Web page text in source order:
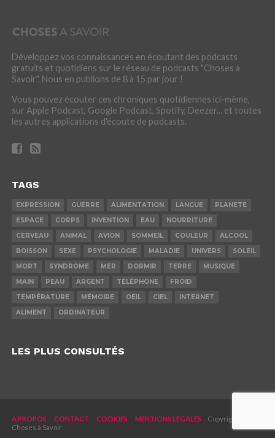
Développez vos connaissances en écoutant des podcasts
gratuits et quotidiens sur le réseau de podcasts "Choses à
Savoir". Nous en publions de 8 à 15 par jour !
Vous pouvez écouter ces chroniques quotidiennes ici-même,
sur Apple Podcast, Google Podcast, Spotify, Deezer... et toutes
les autres applications d'écoute de podcasts.
TAGS
EXPRESSION GUERRE ALIMENTATION LANGUE
PLANETE
ESPACE
CORPS INVENTION EAU
NOURRITURE
CERVEAU
ANIMAL AVION SOMMEIL COULEUR
ALCOOL
BOISSON
SEXE PSYCHOLOGIE MALADIE UNIVERS
SOLEIL
MORT
SYNDROME MER DORMIR TERRE
MUSIQUE
MAIN
PEAU ARGENT TÉLÉPHONE
FROID
TEMPÉRATURE
MÉMOIRE OEIL CIEL
INTERNET
ALIMENT
ORDINATEUR
LES PLUS CONSULTÉS
A PROPOS CONTACT COOKIES MENTIONS LEGALES Copyright © 2019
Choses à Savoir